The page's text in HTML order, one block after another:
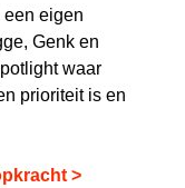
eigen
Genk en
waar
prioriteit is en
>